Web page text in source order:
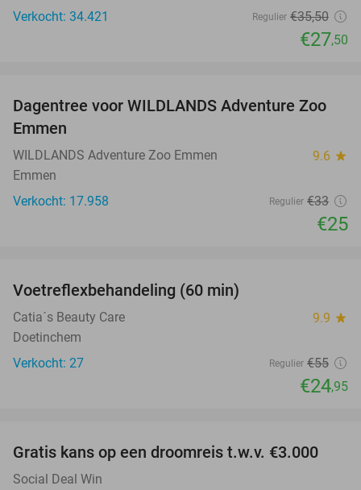
Verkocht: 34.421
Regulier €35,50
€27,50
24%
Dagentree voor WILDLANDS Adventure Zoo
Emmen
WILDLANDS Adventure Zoo Emmen 9.6 star
Emmen
Verkocht: 17.958
Regulier €33
€25
Voetreflexbehandeling (60 min)
Catia´s Beauty Care 9.9 star
Doetinchem
Verkocht: 27
Regulier €55
€24,95
Gratis kans op een droomreis t.w.v. €3.000
Social Deal Win